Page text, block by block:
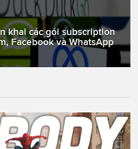
khai các gói subscription
Facebook và WhatsApp